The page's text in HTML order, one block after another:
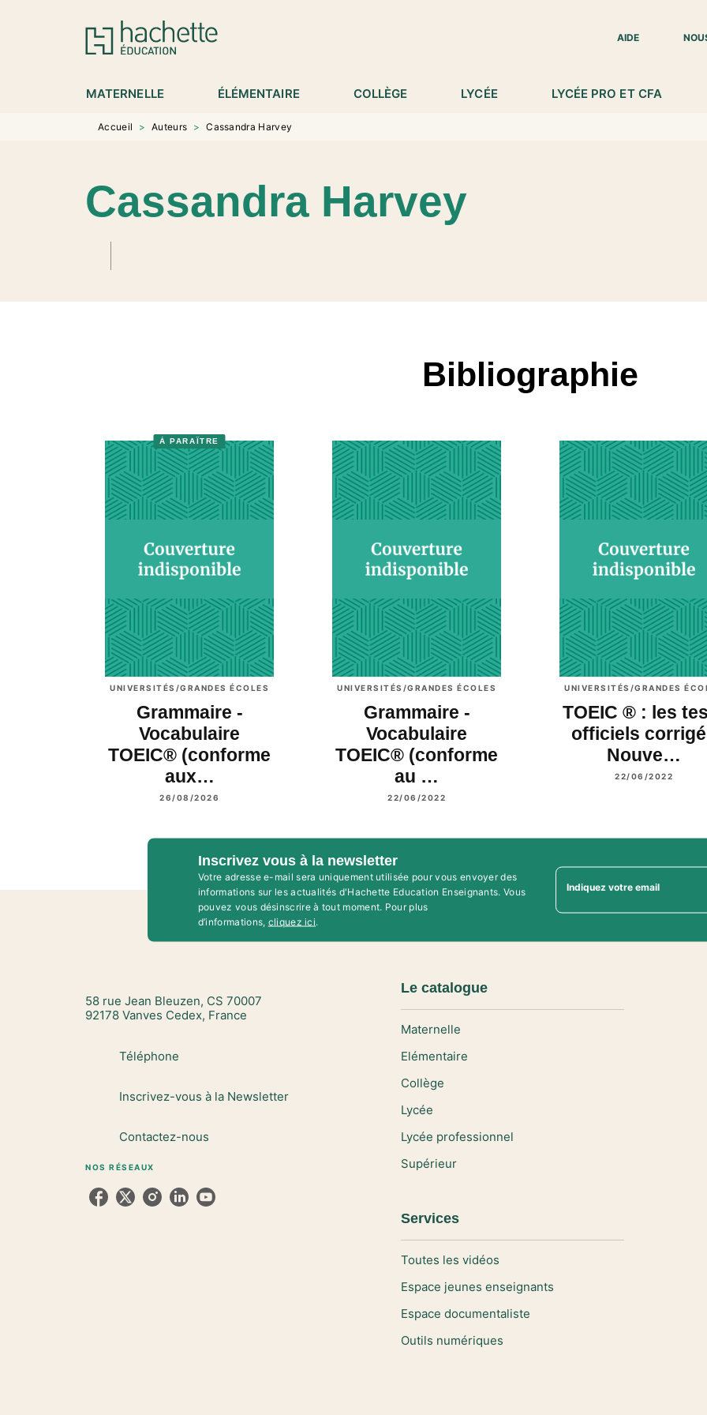
MENU RECHERCHE
AIDE
MATERNELLE ÉLÉMENTAIRE COLLÈGE LYCÉE LYCÉE PRO ET CFA
Accueil > Auteurs > Cassandra Harvey
Cassandra Harvey
Bibliographie
À PARAÎTRE
UNIVERSITÉS/GRANDES ÉCOLES
Grammaire -
Vocabulaire
TOEIC® (conforme
aux…
26/08/2026
UNIVERSITÉS/GRANDES ÉCOLES
Grammaire -
Vocabulaire
TOEIC® (conforme
au …
22/06/2022
UNIVERSITÉS/GRANDES
TOEIC ® : les
officiels
Nouve…
22/06/2022
Inscrivez vous à la newsletter
Votre adresse e-mail sera uniquement utilisée pour vous envoyer des
informations sur les actualités d'Hachette Education Enseignants. Vous
pouvez vous désinscrire à tout moment. Pour plus
d’informations, cliquez ici.
Indiquez votre email
58 rue Jean Bleuzen, CS 70007
92178 Vanves Cedex, France
Téléphone
Inscrivez-vous à la Newsletter
Contactez-nous
NOS RÉSEAUX
Le catalogue
Maternelle
Elémentaire
Collège
Lycée
Lycée professionnel
Supérieur
Services
Toutes les vidéos
Espace jeunes enseignants
Espace documentaliste
Outils numériques